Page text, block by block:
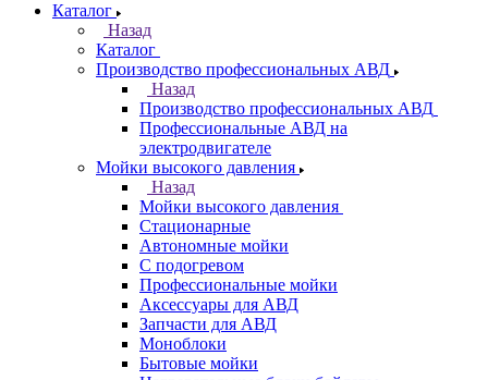
Каталог
Назад
Каталог
Производство профессиональных АВД
Назад
Производство профессиональных АВД
Профессиональные АВД на
электродвигателе
Мойки высокого давления
Назад
Мойки высокого давления
Стационарные
Автономные мойки
С подогревом
Профессиональные мойки
Аксессуары для АВД
Запчасти для АВД
Моноблоки
Бытовые мойки